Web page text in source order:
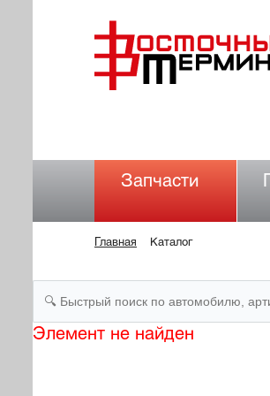
Запчасти
Главная Каталог
Элемент не найден